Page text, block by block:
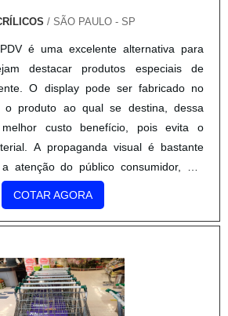
/ SÃO PAULO - SP
é uma excelente alternativa para
destacar produtos especiais de
O display pode ser fabricado no
o produto ao qual se destina, dessa
custo benefício, pois evita o
A propaganda visual é bastante
atenção do público consumidor, por
é ideal pela sua qualidade de cores e
COTAR AGORA